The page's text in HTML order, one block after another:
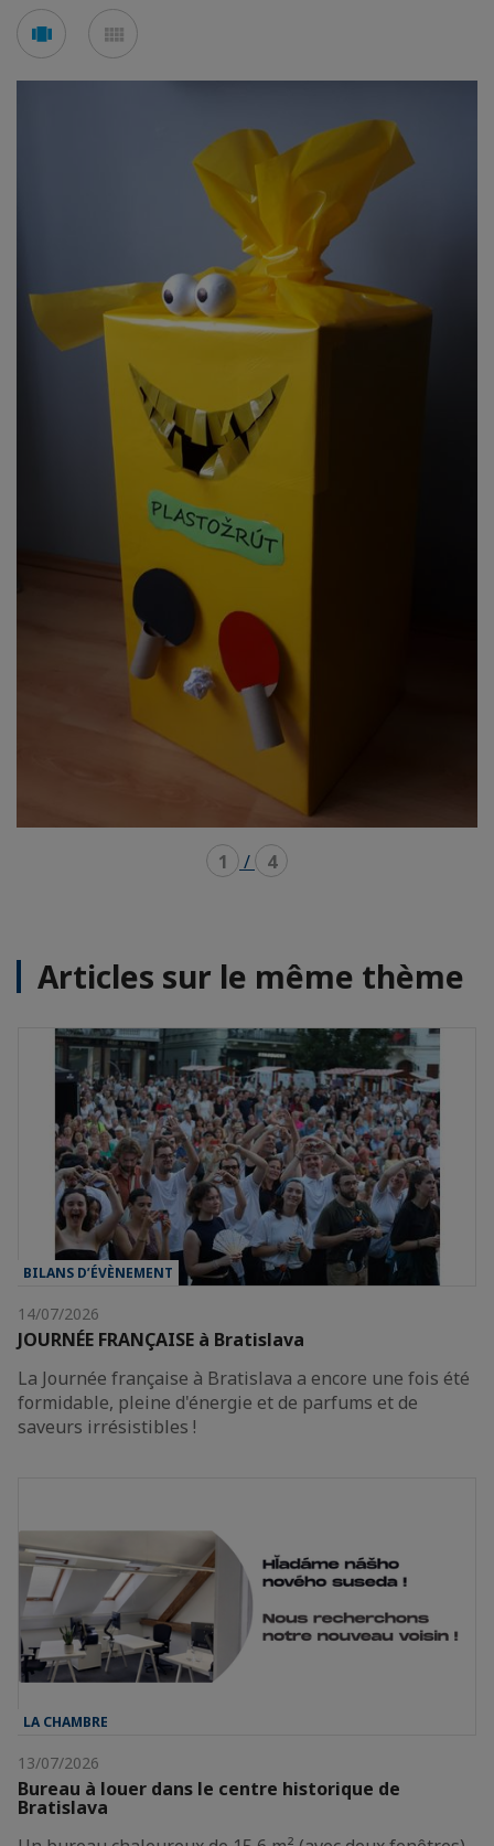
Voir
en
en
1 / 4
Articles sur le même thème
BILANS D’ÉVÈNEMENT
14/07/2026
JOURNÉE FRANÇAISE à Bratislava
La Journée française à Bratislava a encore une fois été
formidable, pleine d'énergie et de parfums et de
saveurs irrésistibles !
LA CHAMBRE
13/07/2026
Bureau à louer dans le centre historique de
Bratislava